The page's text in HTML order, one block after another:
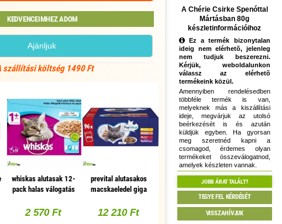
KEDVENCEIMHEZ ADOM
Ajánljuk
szállítási költség 1490 Ft
whiskas alutasak 12-
pack halas válogatás
multipack
2 570 Ft
prevital alutasakos
macskaeledel giga
12 210 Ft
A Chérie Csirke Spenóttal
Mártásban 80g
készletinformációihoz
Ez a termék bizonytalan
ideig nem elérhetõ, jelenleg
nem tudjuk beszerezni.
Kérjük, weboldalunkon
válassz az elérhetõ
termékeink közül.
Amennyiben rendelésedben
többféle termék is van,
melyeknek más a kiszállítási
ideje, megvárjuk az utolsó
beérkezését is és azután
küldjük egyben. Ha gyorsan
meg szeretnéd kapni a
csomagod, érdemes olyan
termékeket összeválogatnod,
amelyek készleten vannak.
JOBB ÁRAT TALÁLT?
TEGYE FEL KÉRDÉSÉT
VISSZAHÍVJUK